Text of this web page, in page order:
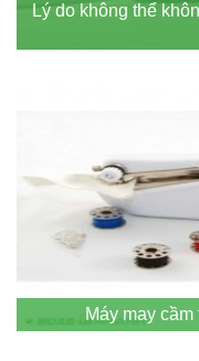
Lý do không thể
Máy may